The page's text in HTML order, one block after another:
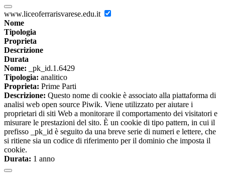
www.liceoferrarisvarese.edu.it
Nome
Tipologia
Proprieta
Descrizione
Durata
Nome: _pk_id.1.6429
Tipologia: analitico
Proprieta: Prime Parti
Descrizione: Questo nome di cookie è associato alla piattaforma di
analisi web open source Piwik. Viene utilizzato per aiutare i
proprietari di siti Web a monitorare il comportamento dei visitatori e
misurare le prestazioni del sito. È un cookie di tipo pattern, in cui il
prefisso _pk_id è seguito da una breve serie di numeri e lettere, che
si ritiene sia un codice di riferimento per il dominio che imposta il
cookie.
Durata: 1 anno